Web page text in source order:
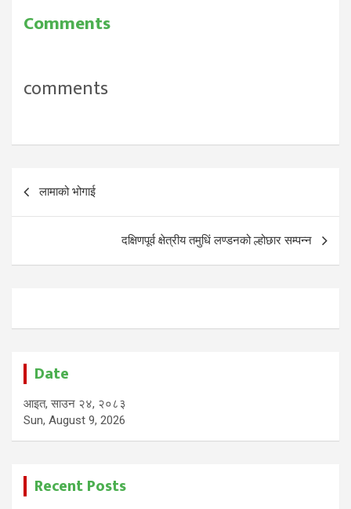
Comments
comments
Post
navigation
लामाको भोगाई
दक्षिणपूर्व क्षेत्रीय तमुधिं लण्डनको ल्होछार सम्पन्न
Date
आइत, साउन २४, २०८३
Sun, August 9, 2026
Recent Posts